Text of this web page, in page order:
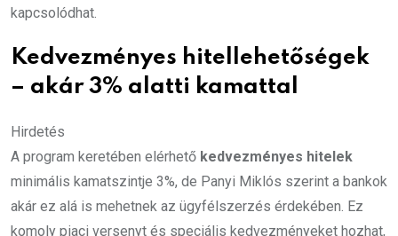
kapcsolódhat.
Kedvezményes hitellehetőségek
– akár 3% alatti kamattal
Hirdetés
A program keretében elérhető kedvezményes hitelek
minimális kamatszintje 3%, de Panyi Miklós szerint a bankok
akár ez alá is mehetnek az ügyfélszerzés érdekében. Ez
komoly piaci versenyt és speciális kedvezményeket hozhat,